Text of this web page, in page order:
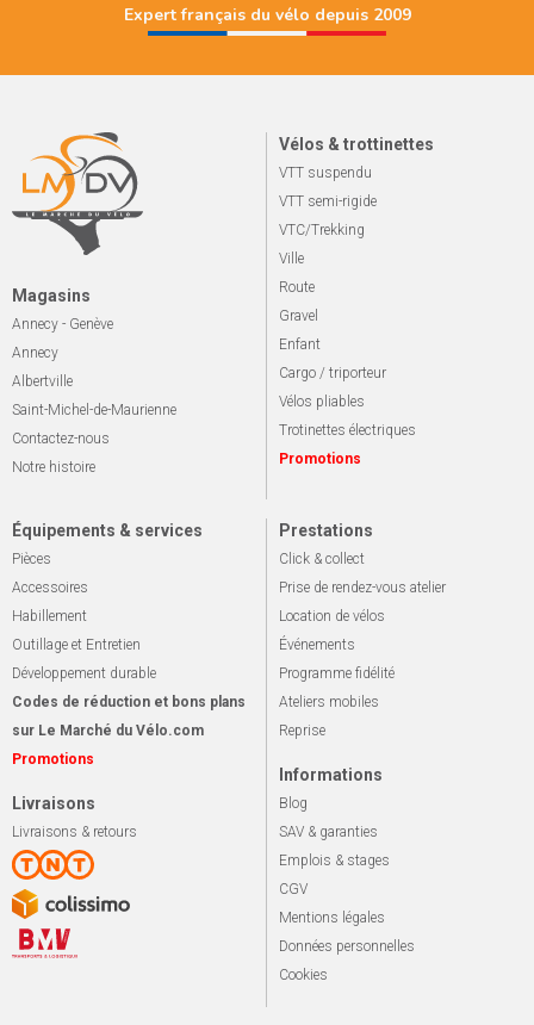
Expert français du vélo depuis 2009
Magasins
Annecy - Genève
Annecy
Albertville
Saint-Michel-de-Maurienne
Contactez-nous
Notre histoire
Vélos & trottinettes
VTT suspendu
VTT semi-rigide
VTC/Trekking
Ville
Route
Gravel
Enfant
Cargo / triporteur
Vélos pliables
Trotinettes électriques
Promotions
Équipements & services
Pièces
Accessoires
Habillement
Outillage et Entretien
Développement durable
Codes de réduction et bons plans
sur Le Marché du Vélo.com
Promotions
Livraisons
Livraisons & retours
Prestations
Click & collect
Prise de rendez-vous atelier
Location de vélos
Événements
Programme fidélité
Ateliers mobiles
Reprise
Informations
Blog
SAV & garanties
Emplois & stages
CGV
Mentions légales
Données personnelles
Cookies